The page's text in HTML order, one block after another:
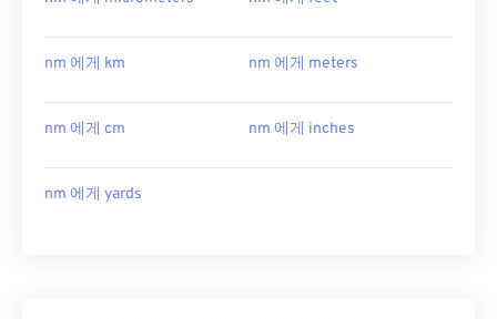
nm 에게 km nm 에게 meters
nm 에게 cm nm 에게 inches
nm 에게 yards